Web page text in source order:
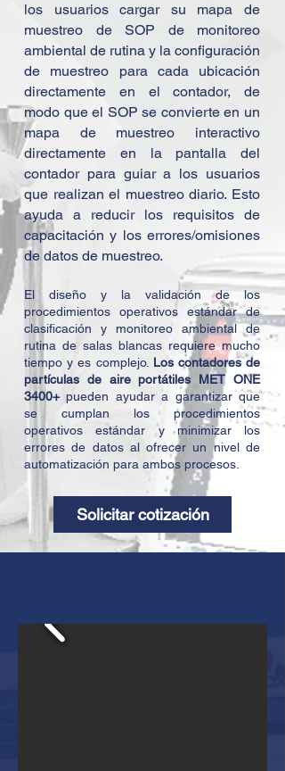
los usuarios cargar su mapa de
muestreo de SOP de monitoreo
ambiental de rutina y la configuración
de muestreo para cada ubicación
directamente en el contador, de
modo que el SOP se convierte en un
mapa de muestreo interactivo
directamente en la pantalla del
contador para guiar a los usuarios
que realizan el muestreo diario. Esto
ayuda a reducir los requisitos de
capacitación y los errores/omisiones
de datos de muestreo.
El diseño y la validación de los
procedimientos operativos estándar de
clasificación y monitoreo ambiental de
rutina de salas blancas requiere mucho
tiempo y es complejo. Los contadores de
partículas de aire portátiles MET ONE
3400+pueden ayudar a garantizar que
se cumplan los procedimientos
operativos estándar y minimizar los
errores de datos al ofrecer un nivel de
automatización para ambos procesos.
Solicitar cotización